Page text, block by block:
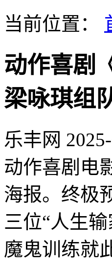
当前位置：
动作喜剧
梁咏琪组
乐丰网
动作喜剧电
海报。终极
三位“人生
魔鬼训练就